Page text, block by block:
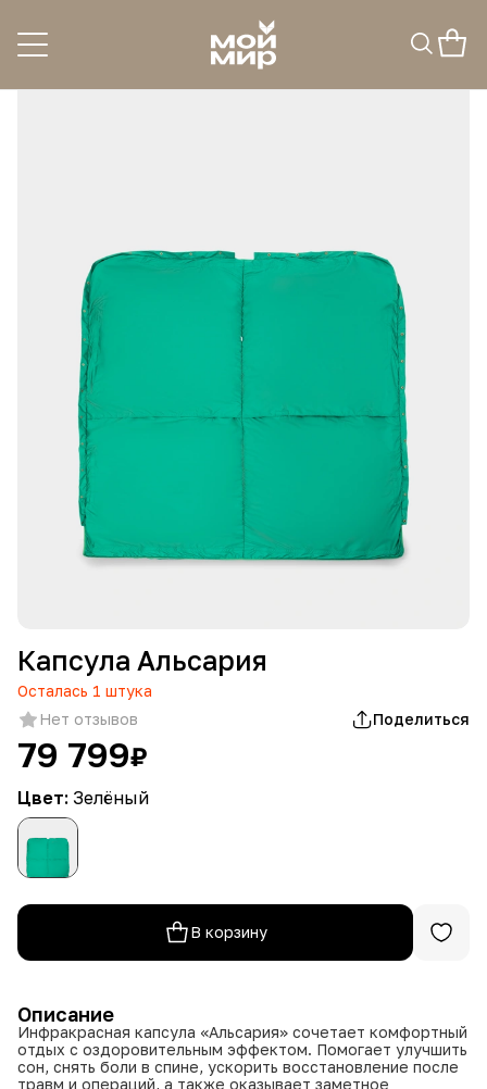
Капсула Альсария
Осталась 1 штука
Нет отзывов
Поделиться
79 799₽
Цвет: Зелёный
В корзину
Описание
Инфракрасная капсула «Альсария» сочетает комфортный
отдых с оздоровительным эффектом. Помогает улучшить
сон, снять боли в спине, ускорить восстановление после
травм и операций, а также оказывает заметное